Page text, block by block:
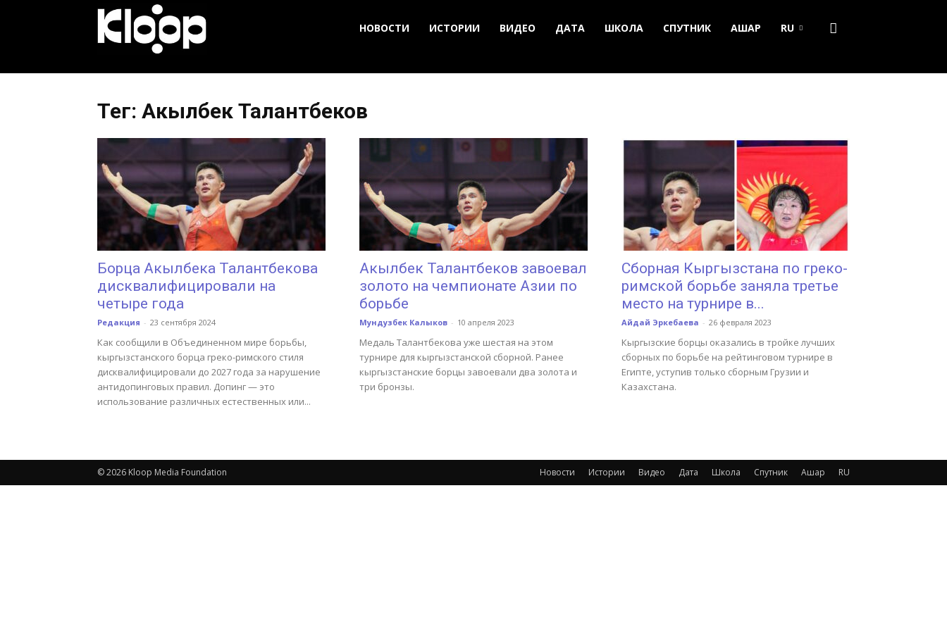
Новости
Кыргызстана
НОВОСТИ ИСТОРИИ ВИДЕО ДАТА ШКОЛА СПУТНИК АШАР RU
Тег: Акылбек Талантбеков
Борца Акылбека Талантбекова
дисквалифицировали на
четыре года
Редакция - 23 сентября 2024
Как сообщили в Объединенном мире борьбы,
кыргызстанского борца греко-римского стиля
дисквалифицировали до 2027 года за нарушение
антидопинговых правил. Допинг — это
использование различных естественных или...
Акылбек Талантбеков завоевал
золото на чемпионате Азии по
борьбе
Мундузбек Калыков - 10 апреля 2023
Медаль Талантбекова уже шестая на этом
турнире для кыргызстанской сборной. Ранее
кыргызстанские борцы завоевали два золота и
три бронзы.
Сборная Кыргызстана по греко-
римской борьбе заняла третье
место на турнире в...
Айдай Эркебаева - 26 февраля 2023
Кыргызские борцы оказались в тройке лучших
сборных по борьбе на рейтинговом турнире в
Египте, уступив только сборным Грузии и
Казахстана.
Новости Истории Видео Дата Школа Спутник Ашар RU
© 2026 Kloop Media Foundation